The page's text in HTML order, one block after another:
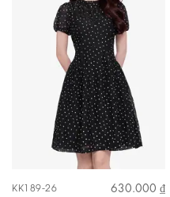
KK189-26
630.000 ₫